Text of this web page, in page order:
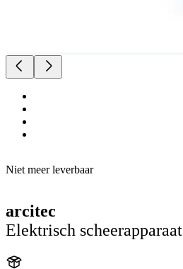
Niet meer leverbaar
arcitec
Elektrisch scheerapparaat